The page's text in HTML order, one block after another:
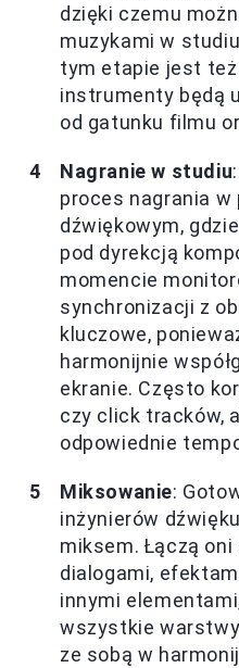
dzięki czemu
muzykami w
tym etapie jest
instrumenty będą
od gatunku filmu
Nagranie w studiu
proces nagrania
dźwiękowym,
pod dyrekcją
momencie
synchronizacji z
kluczowe,
harmonijnie
ekranie. Często
czy click tracków,
odpowiednie
Miksowanie:
inżynierów
miksem. Łączą
dialogami,
innymi
wszystkie warstwy
ze sobą w